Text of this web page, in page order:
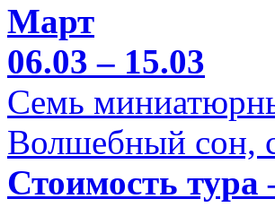
Март
06.03 – 15.03
Семь
Волшебный сон,
Стоимость тура